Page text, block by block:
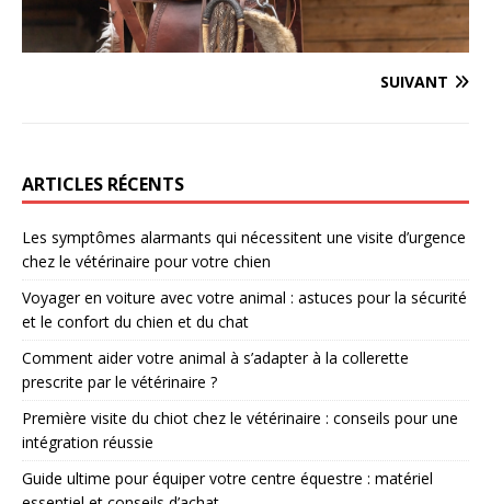
SUIVANT
ARTICLES RÉCENTS
Les symptômes alarmants qui nécessitent une visite d’urgence
chez le vétérinaire pour votre chien
Voyager en voiture avec votre animal : astuces pour la sécurité
et le confort du chien et du chat
Comment aider votre animal à s’adapter à la collerette
prescrite par le vétérinaire ?
Première visite du chiot chez le vétérinaire : conseils pour une
intégration réussie
Guide ultime pour équiper votre centre équestre : matériel